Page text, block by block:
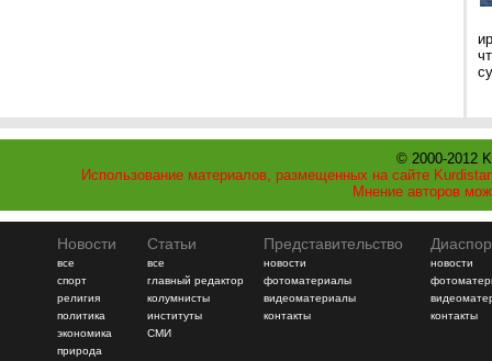
© 2000-2012
Использование материалов, размещенных на сайте
Мнение авторов
Новости
все
спорт
религия
политика
экономика
природа
Статьи
все
главный редактор
колумнисты
институты
СМИ
Представительство
новости
фотоматериалы
видеоматериалы
контакты
новости
контакты